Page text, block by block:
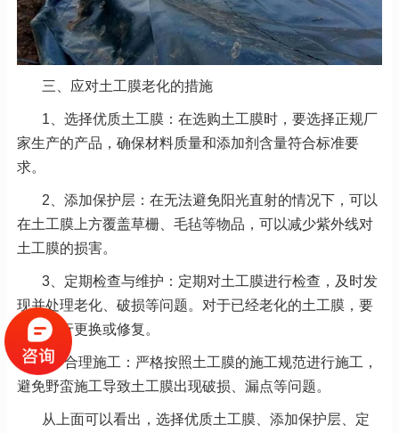
三、应对土工膜老化的措施
1、选择优质土工膜：在选购土工膜时，要选择正规厂
家生产的产品，确保材料质量和添加剂含量符合标准要
求。
2、添加保护层：在无法避免阳光直射的情况下，可以
在土工膜上方覆盖草栅、毛毡等物品，可以减少紫外线对
土工膜的损害。
3、定期检查与维护：定期对土工膜进行检查，及时发
现并处理老化、破损等问题。对于已经老化的土工膜，要
及时进行更换或修复。
4、合理施工：严格按照土工膜的施工规范进行施工，
避免野蛮施工导致土工膜出现破损、漏点等问题。
从上面可以看出，选择优质土工膜、添加保护层、定